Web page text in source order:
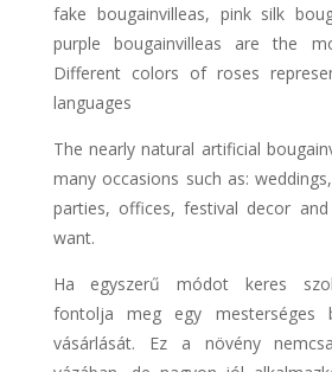
fake bougainvilleas, pink silk
purplebougainvilleas are the
Different colors of roses
languages
The nearly natural artificial
many occasions such as:
parties, offices, festival decor
want.
Ha egyszerű módot keres
fontolja meg egy mesterséges
vásárlását. Ez a növény